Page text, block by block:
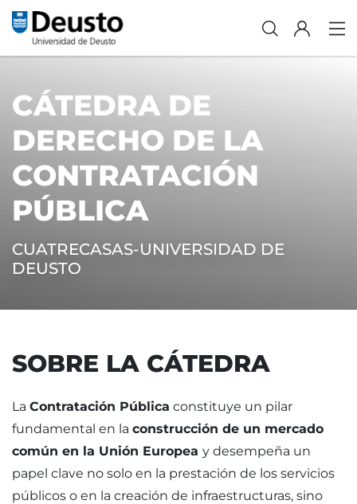
CÁTEDRA DE
DERECHO DE LA
CONTRATACIÓN
PÚBLICA
CUATRECASAS-UNIVERSIDAD DE
DEUSTO
SOBRE LA CÁTEDRA
La Contratación Pública constituye un pilar
fundamental en la construcción de un mercado
común en la Unión Europea y desempeña un
papel clave no solo en la prestación de los servicios
públicos o en la creación de infraestructuras, sino